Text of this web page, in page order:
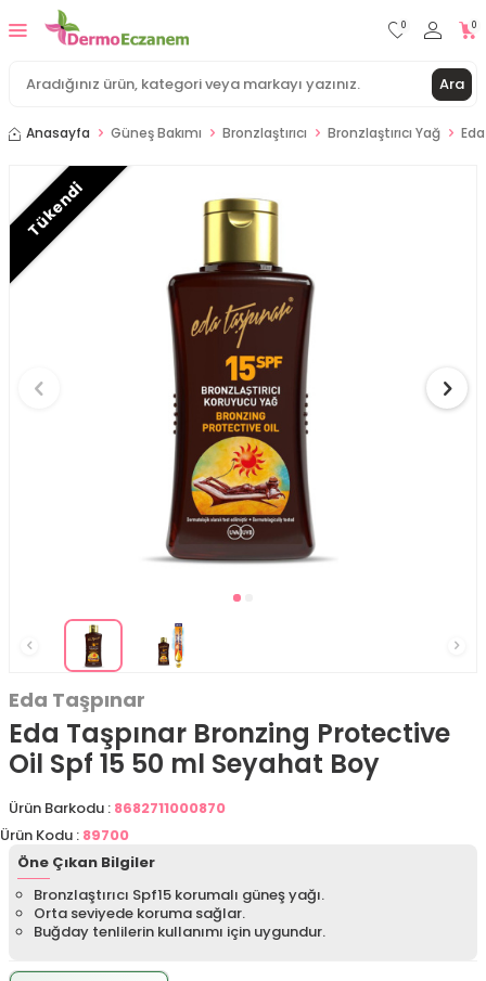
Ara
0 0
Anasayfa Güneş Bakımı Bronzlaştırıcı Bronzlaştırıcı Yağ
Tükendi
Eda Taşpınar
Eda Taşpınar Bronzing Protective
Oil Spf 15 50 ml Seyahat Boy
Ürün Barkodu : 8682711000870
Ürün Kodu : 89700
Öne Çıkan Bilgiler
Bronzlaştırıcı Spf15 korumalı güneş yağı.
Orta seviyede koruma sağlar.
Buğday tenlilerin kullanımı için uygundur.